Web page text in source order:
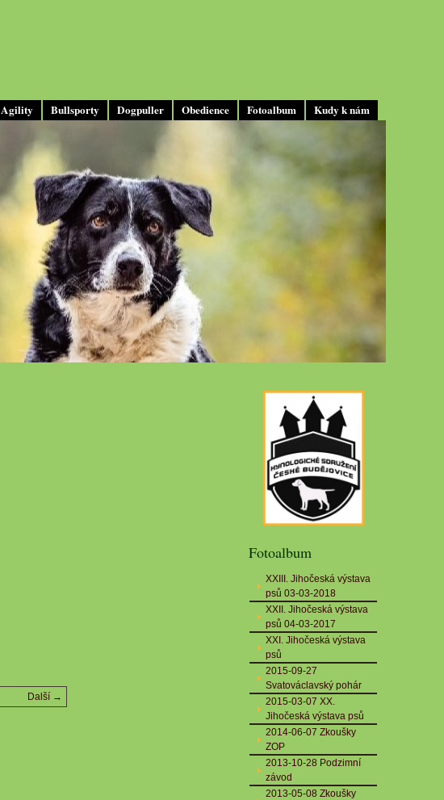
Agility Bullsporty Dogpuller Obedience Fotoalbum Kudy k nám
Další →
Fotoalbum
XXIII. Jihočeská výstava
psů 03-03-2018
XXII. Jihočeská výstava
psů 04-03-2017
XXI. Jihočeská výstava
psů
2015-09-27
Svatováclavský pohár
2015-03-07 XX.
Jihočeská výstava psů
2014-06-07 Zkoušky
ZOP
2013-10-28 Podzimní
závod
2013-05-08 Zkoušky